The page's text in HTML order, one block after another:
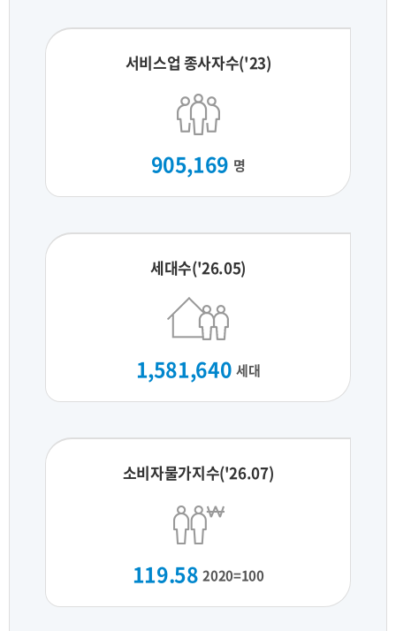
서비스업 종사자수('23)
905,169 명
세대수('26.05)
1,581,640 세대
소비자물가지수('26.07)
119.58 2020=100